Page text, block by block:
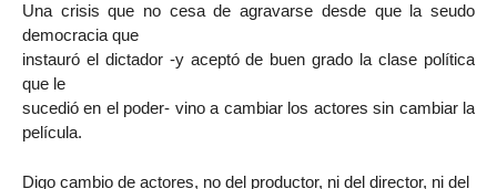
Una crisis que no cesa de agravarse desde que la seudo
democracia que
instauró el dictador -y aceptó de buen grado la clase política
que le
sucedió en el poder- vino a cambiar los actores sin cambiar la
película.
Digo cambio de actores, no del productor, ni del director, ni del